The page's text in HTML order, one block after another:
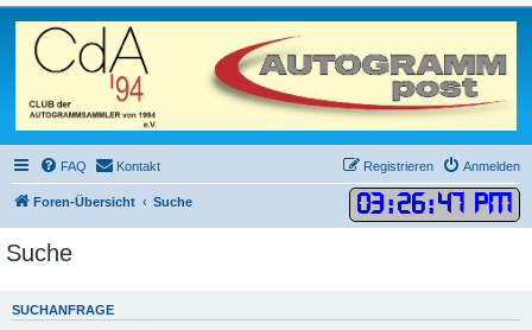
FAQ Kontakt Anmelden
Registrieren
Foren-Übersicht Suche 03:26:47 PM
Suche
SUCHANFRAGE